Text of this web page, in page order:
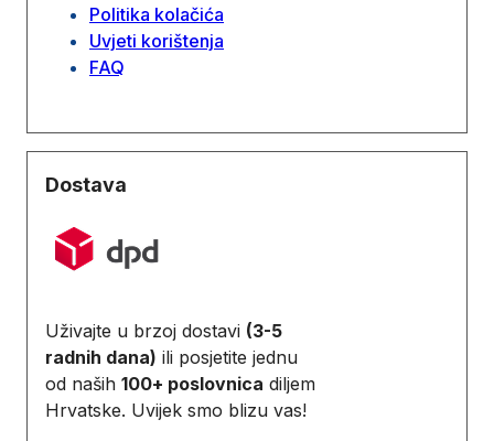
Politika kolačića
Uvjeti korištenja
FAQ
Dostava
Uživajte u brzoj dostavi (3-5
radnih dana) ili posjetite jednu
od naših 100+ poslovnica diljem
Hrvatske. Uvijek smo blizu vas!